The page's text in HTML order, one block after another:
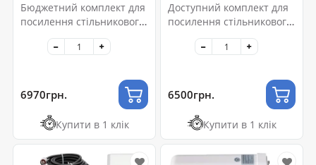
Бюджетний комплект для
посилення стільникового
зв'язку 2G-GSM/4G-LTE
6970грн.
Купити в 1 клік
Доступний комплект для
посилення стільникового
зв'язку 2G-GSM/3G-UMTS
6500грн.
Купити в 1 клік